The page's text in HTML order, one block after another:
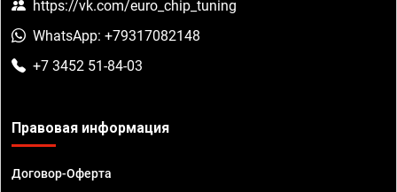
https://vk.com/euro_chip_tuning
WhatsApp: +79317082148
+7 3452 51-84-03
Правовая информация
Договор-Оферта